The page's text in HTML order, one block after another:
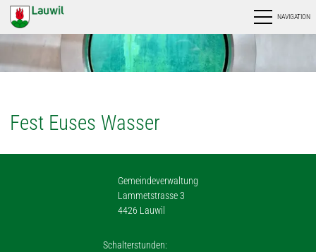
NAVIGATION
Fest Euses Wasser
Gemeindeverwaltung
Lammetstrasse 3
4426 Lauwil
Schalterstunden: